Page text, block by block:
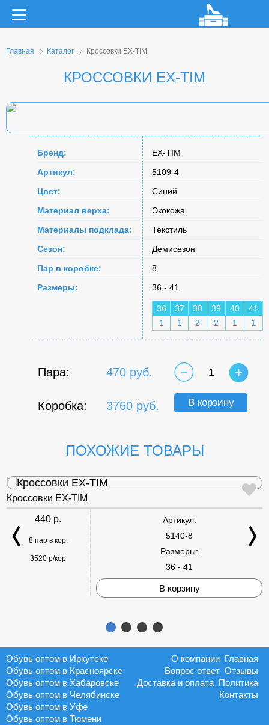
Главная Каталог Кроссовки EX-TIM
КРОССОВКИ EX-TIM
Бренд:
EX-TIM
Артикул:
5109-4
Цвет:
Синий
Материал верха:
Экокожа
Материалы подклада:
Текстиль
Сезон:
Демисезон
Пар в коробке:
8
Размеры:
36 - 41
36 37 38 39 40
41
1
1 2 2 1 1
Пара: 470 руб.
Коробка: 3760 руб.
1
В корзину
ПОХОЖИЕ ТОВАРЫ
Кроссовки EX-TIM
440 р.
8 пар в кор.
3520 р/кор
Артикул:
5140-8
Размеры:
36 - 41
В корзину
Обувь оптом в Иркутске
Обувь оптом в Красноярске
Обувь оптом в Хабаровске
Обувь оптом в Челябинске
Обувь оптом в Уфе
Обувь оптом в Тюмени
Главная
О компании
Отзывы
Вопрос ответ
Политика
Доставка и оплата
Контакты